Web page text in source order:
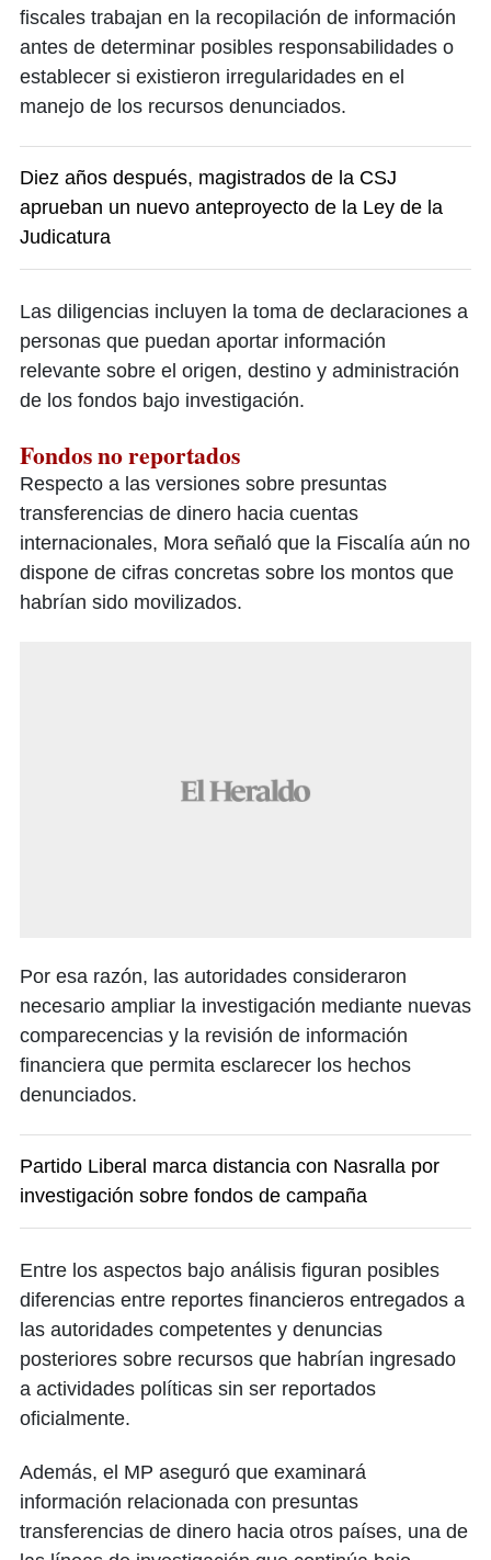
fiscales trabajan en la recopilación de información
antes de determinar posibles responsabilidades o
establecer si existieron irregularidades en el
manejo de los recursos denunciados.
Diez años después, magistrados de la CSJ
aprueban un nuevo anteproyecto de la Ley de la
Judicatura
Las diligencias incluyen la toma de declaraciones a
personas que puedan aportar información
relevante sobre el origen, destino y administración
de los fondos bajo investigación.
Fondos no reportados
Respecto a las versiones sobre presuntas
transferencias de dinero hacia cuentas
internacionales, Mora señaló que la Fiscalía aún no
dispone de cifras concretas sobre los montos que
habrían sido movilizados.
Por esa razón, las autoridades consideraron
necesario ampliar la investigación mediante nuevas
comparecencias y la revisión de información
financiera que permita esclarecer los hechos
denunciados.
Partido Liberal marca distancia con Nasralla por
investigación sobre fondos de campaña
Entre los aspectos bajo análisis figuran posibles
diferencias entre reportes financieros entregados a
las autoridades competentes y denuncias
posteriores sobre recursos que habrían ingresado
a actividades políticas sin ser reportados
oficialmente.
Además, el MP aseguró que examinará
información relacionada con presuntas
transferencias de dinero hacia otros países, una de